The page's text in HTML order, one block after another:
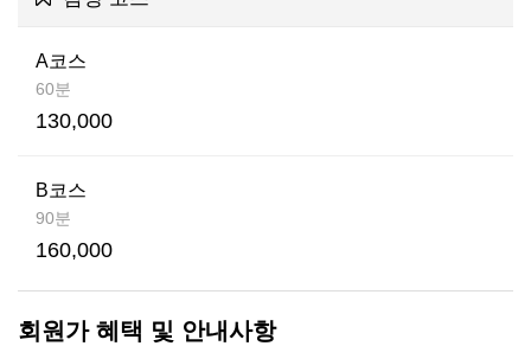
A코스
60분
130,000
B코스
90분
160,000
회원가 혜택 및 안내사항